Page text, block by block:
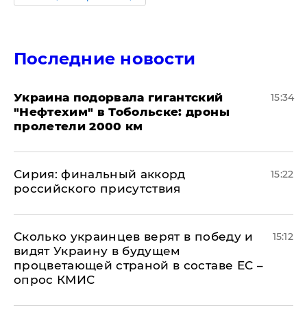
Последние новости
Украина подорвала гигантский
"Нефтехим" в Тобольске: дроны
пролетели 2000 км
15:34
​Сирия: финальный аккорд
российского присутствия
15:22
Сколько украинцев верят в победу и
видят Украину в будущем
процветающей страной в составе ЕС –
опрос КМИС
15:12